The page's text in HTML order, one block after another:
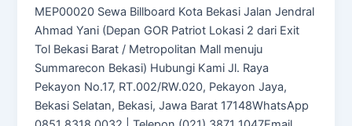
MEP00020 Sewa Billboard Kota Bekasi Jalan Jendral
Ahmad Yani (Depan GOR Patriot Lokasi 2 dari Exit
Tol Bekasi Barat / Metropolitan Mall menuju
Summarecon Bekasi) Hubungi Kami Jl. Raya
Pekayon No.17, RT.002/RW.020, Pekayon Jaya,
Bekasi Selatan, Bekasi, Jawa Barat 17148WhatsApp